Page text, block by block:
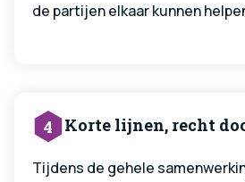
de partijen elkaar kunnen
4 Korte lijnen, recht
Tijdens de gehele